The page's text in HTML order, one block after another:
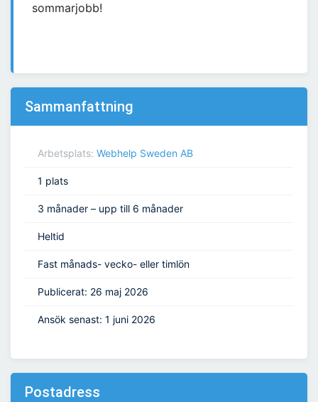
sommarjobb!
Sammanfattning
Arbetsplats: Webhelp Sweden AB
1 plats
3 månader – upp till 6 månader
Heltid
Fast månads- vecko- eller timlön
Publicerat: 26 maj 2026
Ansök senast: 1 juni 2026
Postadress